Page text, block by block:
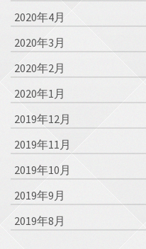
2020年4月
2020年3月
2020年2月
2020年1月
2019年12月
2019年11月
2019年10月
2019年9月
2019年8月